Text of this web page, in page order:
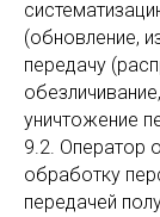
(обновление,
передачу
уничтожение
9.2. Оператор
обработку
передачей